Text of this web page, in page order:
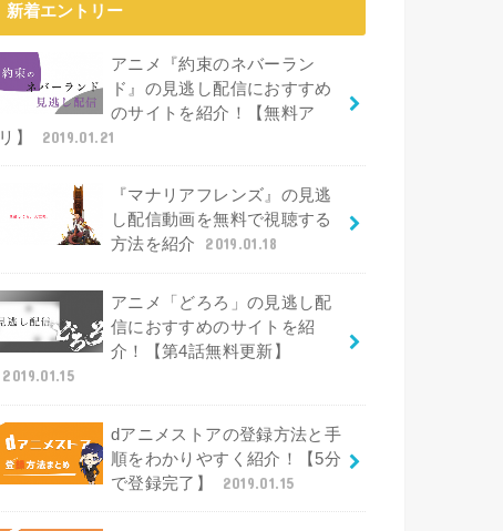
新着エントリー
アニメ『約束のネバーラン
ド』の見逃し配信におすすめ
のサイトを紹介！【無料ア
リ】
2019.01.21
『マナリアフレンズ』の見逃
し配信動画を無料で視聴する
方法を紹介
2019.01.18
アニメ「どろろ」の見逃し配
信におすすめのサイトを紹
介！【第4話無料更新】
2019.01.15
dアニメストアの登録方法と手
順をわかりやすく紹介！【5分
で登録完了】
2019.01.15